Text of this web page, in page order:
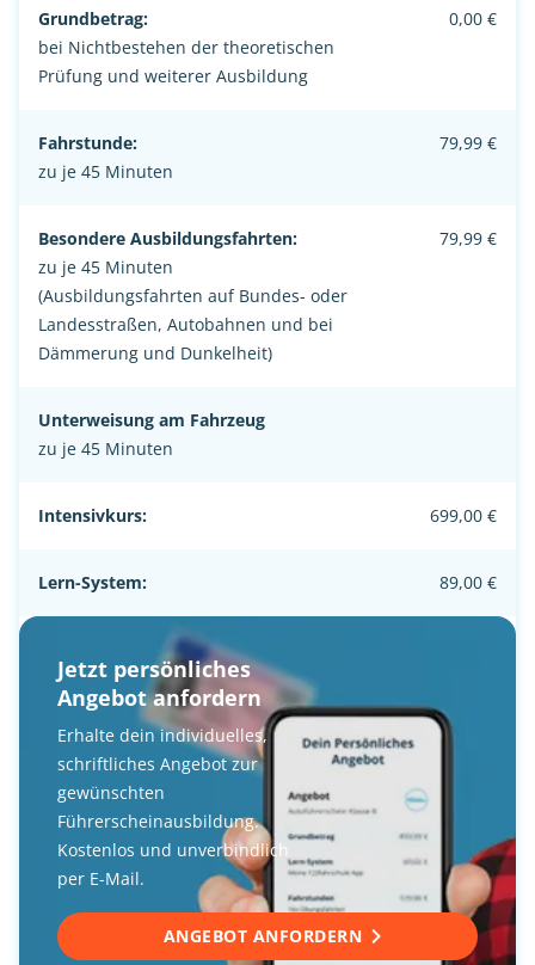
Grundbetrag:
bei Nichtbestehen der theoretischen
Prüfung und weiterer Ausbildung
0,00 €
Fahrstunde:
zu je 45 Minuten
79,99 €
Besondere Ausbildungsfahrten:
zu je 45 Minuten
(Ausbildungsfahrten auf Bundes- oder
Landesstraßen, Autobahnen und bei
Dämmerung und Dunkelheit)
79,99 €
Unterweisung am Fahrzeug
zu je 45 Minuten
Intensivkurs: 699,00 €
Lern-System: 89,00 €
Jetzt persönliches
Angebot anfordern
Erhalte dein individuelles,
schriftliches Angebot zur
gewünschten
Führerscheinausbildung.
Kostenlos und unverbindlich
per E-Mail.
ANGEBOT ANFORDERN